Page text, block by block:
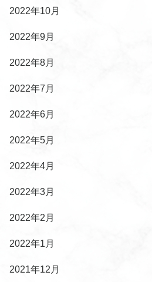
2022年10月
2022年9月
2022年8月
2022年7月
2022年6月
2022年5月
2022年4月
2022年3月
2022年2月
2022年1月
2021年12月